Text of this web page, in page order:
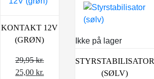
KONTAKT 12V
(GRØN)
29,95kr.
Den
25,00 kr.Den
Ikke på lager
STYRSTABILISATOR
(SØLV)